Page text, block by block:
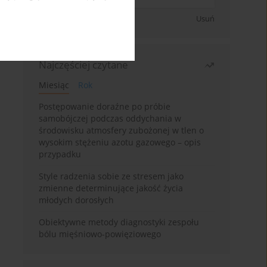
Usuń
Najczęściej czytane
Miesiąc
Rok
Postępowanie doraźne po próbie
samobójczej podczas oddychania w
środowisku atmosfery zubożonej w tlen o
wysokim stężeniu azotu gazowego – opis
przypadku
Style radzenia sobie ze stresem jako
zmienne determinujące jakość życia
młodych dorosłych
Obiektywne metody diagnostyki zespołu
bólu mięśniowo-powięziowego